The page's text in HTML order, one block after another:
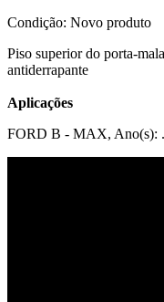
Condição: Novo produto
Piso superior do porta-
antiderrapante
Aplicações
FORD B - MAX, Ano(s):